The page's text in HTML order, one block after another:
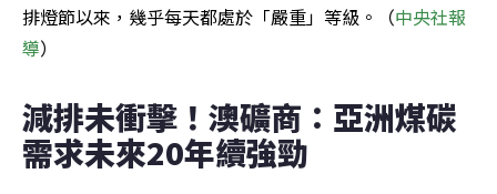
排燈節以來，幾乎每天都處於「嚴重」等級。（中央社報
導）
減排未衝擊！澳礦商：亞洲煤碳
需求未來20年續強勁